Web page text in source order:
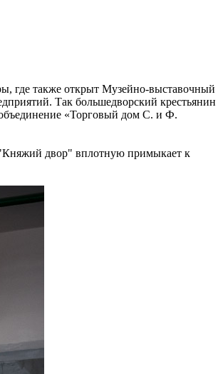
где также открыт Музейно-выставочный
Так большедворский крестьянин
«Торговый дом С. и Ф.
двор" вплотную примыкает к